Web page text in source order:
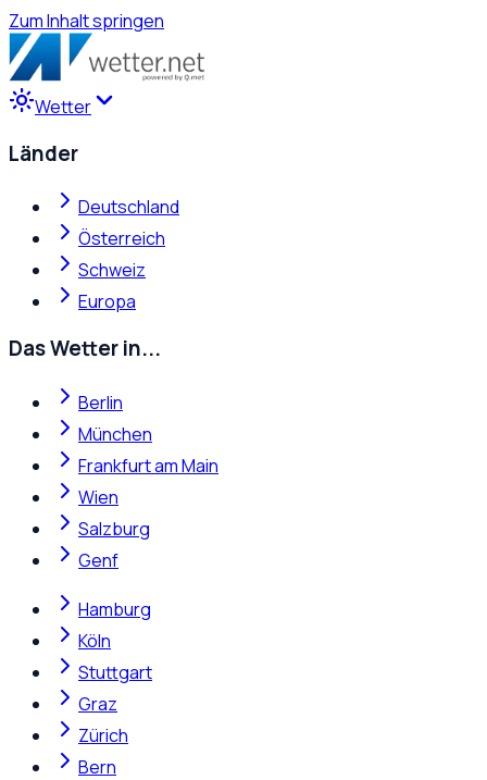
Zum Inhalt springen
Wetter
Länder
Deutschland
Österreich
Schweiz
Europa
Das Wetter in...
Berlin
München
Frankfurt am Main
Wien
Salzburg
Genf
Hamburg
Köln
Stuttgart
Graz
Zürich
Bern